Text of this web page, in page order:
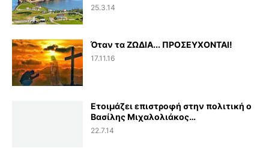
25.3.14
Όταν τα ΖΩΔΙΑ... ΠΡΟΣΕΥΧΟΝΤΑΙ!
17.11.16
Ετοιμάζει επιστροφή στην πολιτική ο
Βασίλης Μιχαλολιάκος…
22.7.14